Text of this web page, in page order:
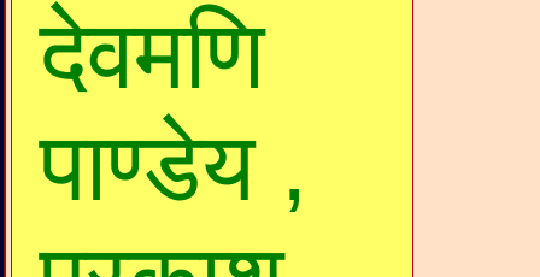
देवमणि
पाण्डेय ,